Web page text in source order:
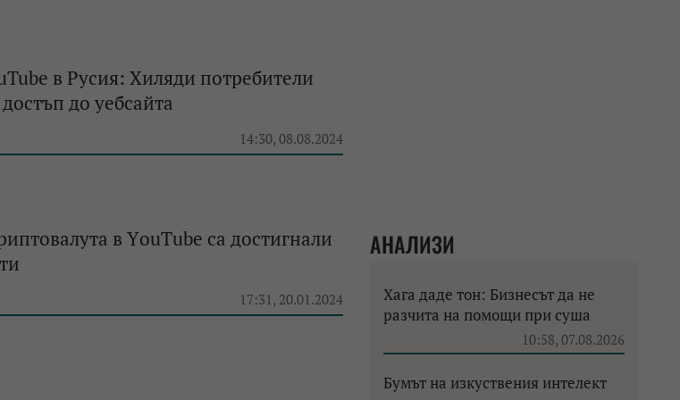
в Русия: Хиляди потребители
до уебсайта
14:30, 08.08.2024
в YоuТubе са дocтигнaли
17:31, 20.01.2024
АНАЛИЗИ
Хага даде тон: Бизнесът да не
разчита на помощи при суша
10:58, 07.08.2026
Бумът на изкуствения интелект